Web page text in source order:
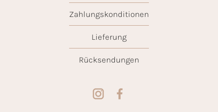
Zahlungskonditionen
Lieferung
Rücksendungen